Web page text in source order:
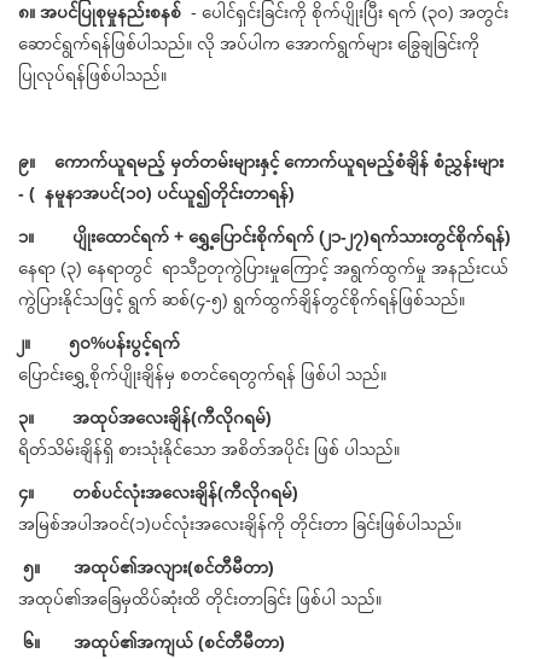
၈။ အပင်ပြုစုမှုနည်းစနစ် - ပေါင်ရှင်းခြင်းကို စိုက်ပျိုးပြီး ရက် (၃၀) အတွင်း
ဆောင်ရွက်ရန်ဖြစ်ပါသည်။ လို အပ်ပါက အောက်ရွက်များ ခြွေချခြင်းကို
ပြုလုပ်ရန်ဖြစ်ပါသည်။
၉။ ကောက်ယူရမည့် မှတ်တမ်းများနှင့် ကောက်ယူရမည့်စံချိန် စံညွှန်းများ
- ( နမူနာအပင်(၁၀) ပင်ယူ၍တိုင်းတာရန်)
၁။ ပျိုးထောင်ရက် + ရွှေ့ပြောင်းစိုက်ရက် (၂၁-၂၇)ရက်သားတွင်စိုက်ရန်)
နေရာ (၃) နေရာတွင် ရာသီဥတုကွဲပြားမှုကြောင့် အရွက်ထွက်မှု အနည်းငယ်
ကွဲပြားနိုင်သဖြင့် ရွက် ဆစ်(၄-၅) ရွက်ထွက်ချိန်တွင်စိုက်ရန်ဖြစ်သည်။
၂။ ၅၀%ပန်းပွင့်ရက်
ပြောင်းရွှေ့စိုက်ပျိုးချိန်မှ စတင်ရေတွက်ရန် ဖြစ်ပါ သည်။
၃။ အထုပ်အလေးချိန်(ကီလိုဂရမ်)
ရိတ်သိမ်းချိန်ရှိ စားသုံးနိုင်သော အစိတ်အပိုင်း ဖြစ် ပါသည်။
၄။ တစ်ပင်လုံးအလေးချိန်(ကီလိုဂရမ်)
အမြစ်အပါအဝင်(၁)ပင်လုံးအလေးချိန်ကို တိုင်းတာ ခြင်းဖြစ်ပါသည်။
၅။ အထုပ်၏အလျား(စင်တီမီတာ)
အထုပ်၏အခြေမှထိပ်ဆုံးထိ တိုင်းတာခြင်း ဖြစ်ပါ သည်။
၆။ အထုပ်၏အကျယ် (စင်တီမီတာ)